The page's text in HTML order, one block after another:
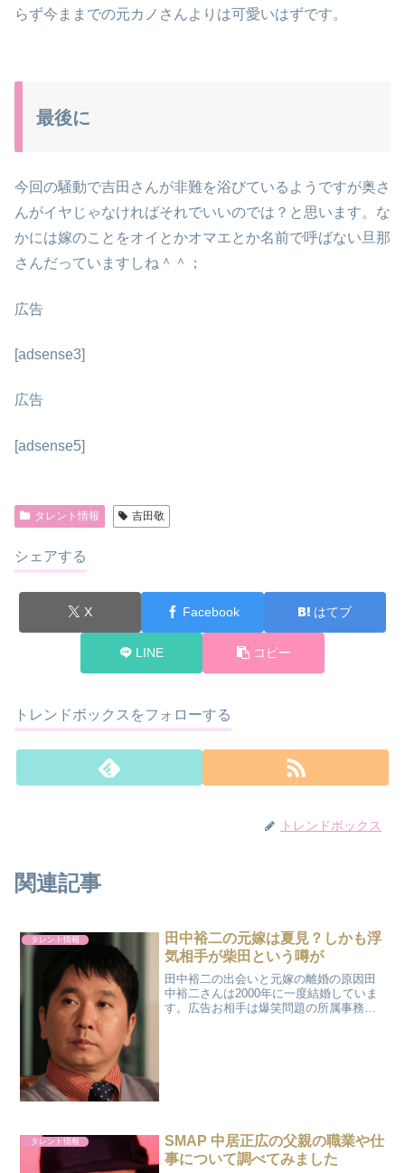
らず今ままでの元カノさんよりは可愛いはずです。
最後に
今回の騒動で吉田さんが非難を浴びているようですが奥さ
んがイヤじゃなければそれでいいのでは？と思います。な
かには嫁のことをオイとかオマエとか名前で呼ばない旦那
さんだっていますしね＾＾；
広告
[adsense3]
広告
[adsense5]
タレント情報 吉田敬
シェアする
X Facebook はてブ
LINE コピー
トレンドボックスをフォローする
トレンドボックス
関連記事
タレント情報
田中裕二の元嫁は夏見？しかも浮
気相手が柴田という噂が
田中裕二の出会いと元嫁の離婚の原因田
中裕二さんは2000年に一度結婚していま
す。広告お相手は爆笑問題の所属事務所
タレント情報
SMAP 中居正広の父親の職業や仕
事について調べてみました